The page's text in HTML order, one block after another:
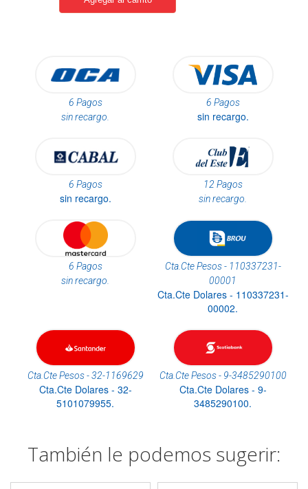
6 Pagos
sin recargo.
6 Pagos
sin recargo.
6 Pagos
sin recargo.
12 Pagos
sin recargo.
6 Pagos
sin recargo.
Cta.Cte Pesos - 110337231-
00001
Cta.Cte Dolares - 110337231-
00002.
Cta.Cte Pesos - 32-1169629
Cta.Cte Dolares - 32-
5101079955.
Cta.Cte Pesos - 9-3485290100
Cta.Cte Dolares - 9-
3485290100.
También le podemos sugerir: